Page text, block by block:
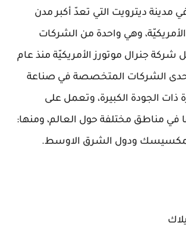
مدينة ديترويت التي تعدّ أكبر مدن
وهي واحدة من الشركات
شركة جنرال موتورز الأمريكيّة منذ عام
إحدى الشركات المتخصصة في صناعة
ذات الجودة الكبيرة، وتعمل على
في مناطق مختلفة حول العالم، ومنها:
ودول الشرق الاوسط.